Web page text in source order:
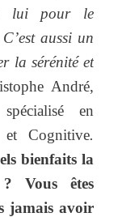
lui pour le
aussi un
la sérénité et
André,
en
et Cognitive.
bienfaits la
Vous êtes
jamais avoir